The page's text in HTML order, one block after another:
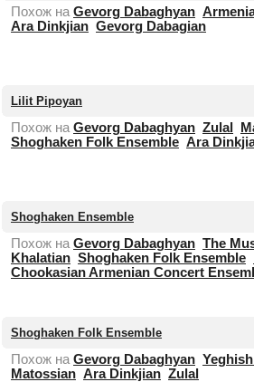
Похож на Gevorg Dabaghyan
Ara Dinkjian Gevorg Dabagian
Lilit Pipoyan
Похож на Gevorg Dabaghyan Zulal
Shoghaken Folk Ensemble Ara
Shoghaken Ensemble
Похож на Gevorg Dabaghyan The
Khalatian Shoghaken Folk Ensemble
Chookasian Armenian Concert
Shoghaken Folk Ensemble
Похож на Gevorg Dabaghyan
Matossian Ara Dinkjian Zulal